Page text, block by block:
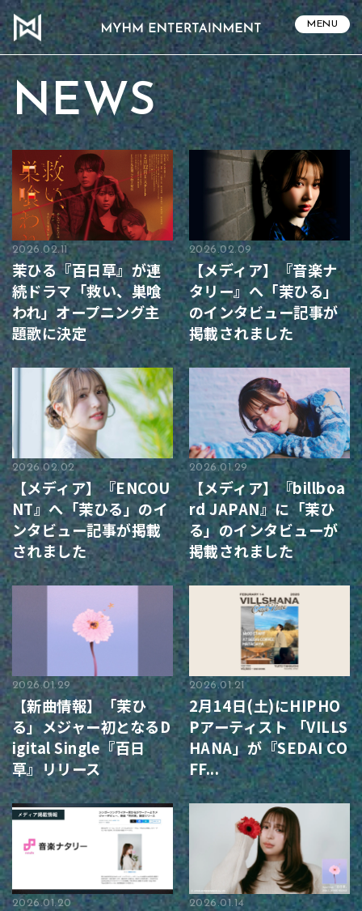
MENU
NEWS
2026.02.11
茉ひる『百日草』が連
続ドラマ「救い、巣喰
われ」オープニング主
題歌に決定
2026.02.09
【メディア】『音楽ナ
タリー』へ「茉ひる」
のインタビュー記事が
掲載されました
2026.02.02
【メディア】『ENCOU
NT』へ「茉ひる」のイ
ンタビュー記事が掲載
されました
2026.01.29
【メディア】『billboa
rd JAPAN』に「茉ひ
る」のインタビューが
掲載されました
2026.01.29
【新曲情報】「茉ひ
る」メジャー初となるD
igital Single『百日
草』リリース
2026.01.21
2月14日(土)にHIPHO
Pアーティスト 「VILLS
HANA」が『SEDAI CO
FF...
2026.01.20 2026.01.14